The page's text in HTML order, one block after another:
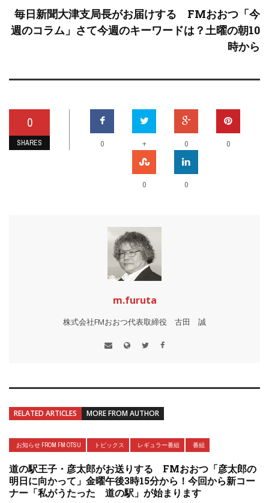
毎日新聞大津支局長がお届けする FMおおつ「今
週のコラム」さて今週のキーワードは？土曜の朝10
時から
0
SHARES 0 + 0 0
0 0
m.furuta
株式会社FMおおつ代表取締役 古田 誠
RELATED ARTICLES MORE FROM AUTHOR
お知らせ FROM FM OTSU トピックス レギュラー番組 番組
道の駅王子・彦太郎がお送りする FMおおつ「彦太郎の
明日に向かって」金曜午後3時15分から！今回から新コー
ナー「私がうたった 道の駅」が始まります